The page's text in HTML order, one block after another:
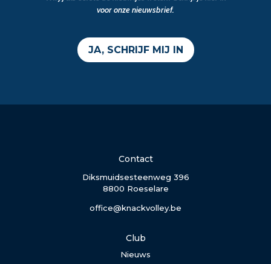
voor onze nieuwsbrief.
JA, SCHRIJF MIJ IN
Contact
Diksmuidsesteenweg 396
8800 Roeselare
office@knackvolley.be
Club
Nieuws